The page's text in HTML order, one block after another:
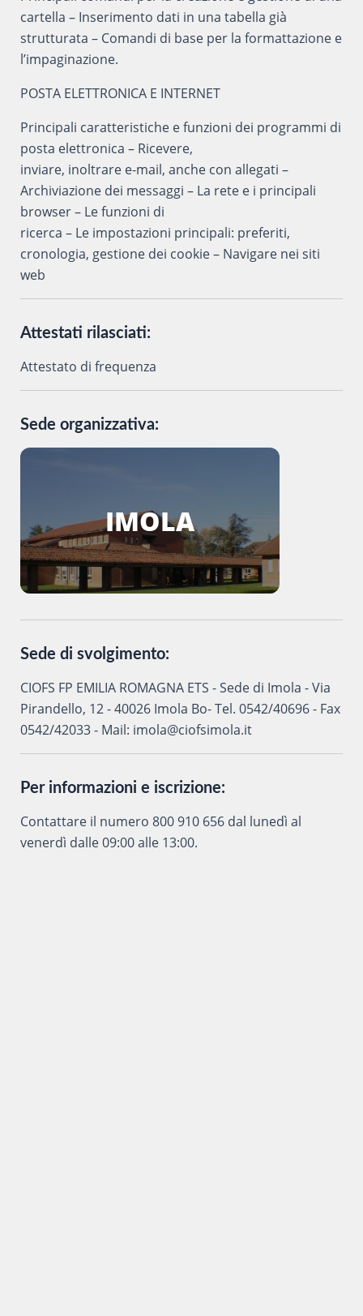
cartella – Inserimento dati in una tabella già
strutturata – Comandi di base per la formattazione e
l’impaginazione.
POSTA ELETTRONICA E INTERNET
Principali caratteristiche e funzioni dei programmi di
posta elettronica – Ricevere,
inviare, inoltrare e-mail, anche con allegati –
Archiviazione dei messaggi – La rete e i principali
browser – Le funzioni di
ricerca – Le impostazioni principali: preferiti,
cronologia, gestione dei cookie – Navigare nei siti
web
Attestati rilasciati:
Attestato di frequenza
Sede organizzativa:
IMOLA
Sede di svolgimento:
CIOFS FP EMILIA ROMAGNA ETS - Sede di Imola - Via
Pirandello, 12 - 40026 Imola Bo- Tel. 0542/40696 - Fax
0542/42033 - Mail: imola@ciofsimola.it
Per informazioni e iscrizione:
Contattare il numero 800 910 656 dal lunedì al
venerdì dalle 09:00 alle 13:00.